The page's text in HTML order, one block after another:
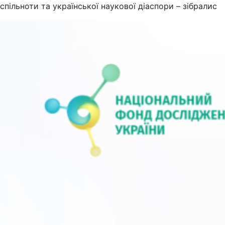
спільноти та української наукової діаспори – зібралис